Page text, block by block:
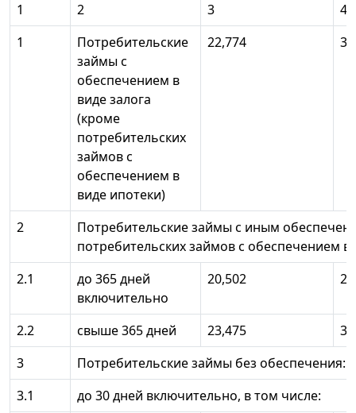
1
2 3
4
1
Потребительские
займы с
обеспечением в
виде залога
(кроме
потребительских
займов с
обеспечением в
виде ипотеки)
22,774
2
Потребительские займы с иным
потребительских займов с обеспечением в
2.1
до 365 дней
включительно
20,502
2.2 свыше 365 дней 23,475
3
Потребительские займы без обеспечения:
3.1
до 30 дней включительно, в том числе: